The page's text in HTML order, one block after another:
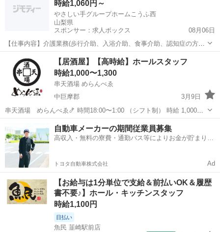
時給1,060円～
やさしい手グループホームこうふ西
山梨県
スポンサー：求人ボックス
08月06日
【仕事内容】介護業務(歩行介助、入浴介助、食事介助、認知症の方の
生活動作での支援等) 雇用期間の定めあり(原則更新、更新上限なし) 初
回3か月(試用期間に相当)、2回目3か月、以降6か月毎に雇用契約更新
従事すべき業務の変更 ・雇...
アルバイト・パート
【居酒屋】【高時給】ホールスタッフ
時給1,000〜1,300
串天酒場 めらんべゑ
中巨摩郡
3月9日
串天酒場 めらんべゑ🍤 時間18:00〜1:00 （シフト制） 時給 1,000〜
1,300（深夜1.25倍） 早い時間から働ける方を募集してます。 お客様
への提供やドリンクの作成、調理補助など お任せします。
中巨摩郡 居酒屋 スタッフ
自動車メーカーの期間従業員募集
高収入・無料の寮費・通勤バス等によりお金が貯まりや
トヨタ自動車株式会社 Ad
【お給与は1分単位で支給＆前払いOK＆履歴
書不要♪】ホール・キッチンスタッフ
時給1,100円
日払い
魚民 韮崎駅前店